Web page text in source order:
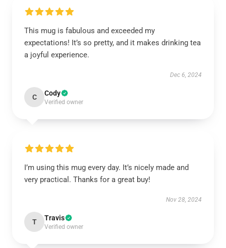
This mug is fabulous and exceeded my
expectations! It’s so pretty, and it makes drinking tea
a joyful experience.
Dec 6, 2024
C Cody
Verified owner
I’m using this mug every day. It’s nicely made and
very practical. Thanks for a great buy!
Nov 28, 2024
T Travis
Verified owner